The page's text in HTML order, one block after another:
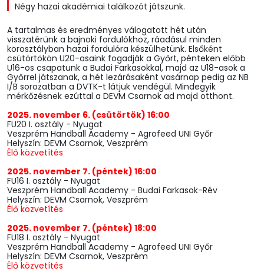
Négy hazai akadémiai találkozót játszunk.
A tartalmas és eredményes válogatott hét után
visszatérünk a bajnoki fordulókhoz, ráadásul minden
korosztályban hazai fordulóra készülhetünk. Elsőként
csütörtökön U20-asaink fogadják a Győrt, pénteken előbb
U16-os csapatunk a Budai Farkasokkal, majd az U18-asok a
Győrrel játszanak, a hét lezárásaként vasárnap pedig az NB
I/B sorozatban a DVTK-t látjuk vendégül. Mindegyik
mérkőzésnek ezúttal a DEVM Csarnok ad majd otthont.
2025. november 6. (csütörtök) 16:00
FU20 I. osztály - Nyugat
Veszprém Handball Academy - Agrofeed UNI Győr
Helyszín: DEVM Csarnok, Veszprém
Élő közvetítés
2025. november 7. (péntek) 16:00
FU16 I. osztály - Nyugat
Veszprém Handball Academy - Budai Farkasok-Rév
Helyszín: DEVM Csarnok, Veszprém
Élő közvetítés
2025. november 7. (péntek) 18:00
FU18 I. osztály - Nyugat
Veszprém Handball Academy - Agrofeed UNI Győr
Helyszín: DEVM Csarnok, Veszprém
Élő közvetítés